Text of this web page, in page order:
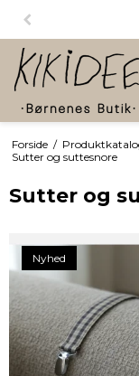
Forside /
Sutter og suttesnore
Sutter og
Nyhed